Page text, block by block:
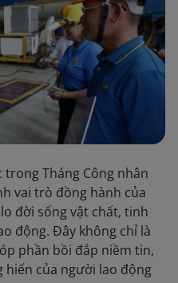
Tháng Công nhân
vai trò đồng hành của
đời sống vật chất, tinh
động. Đây không chỉ là
phần bồi đắp niềm tin,
hiến của người lao động